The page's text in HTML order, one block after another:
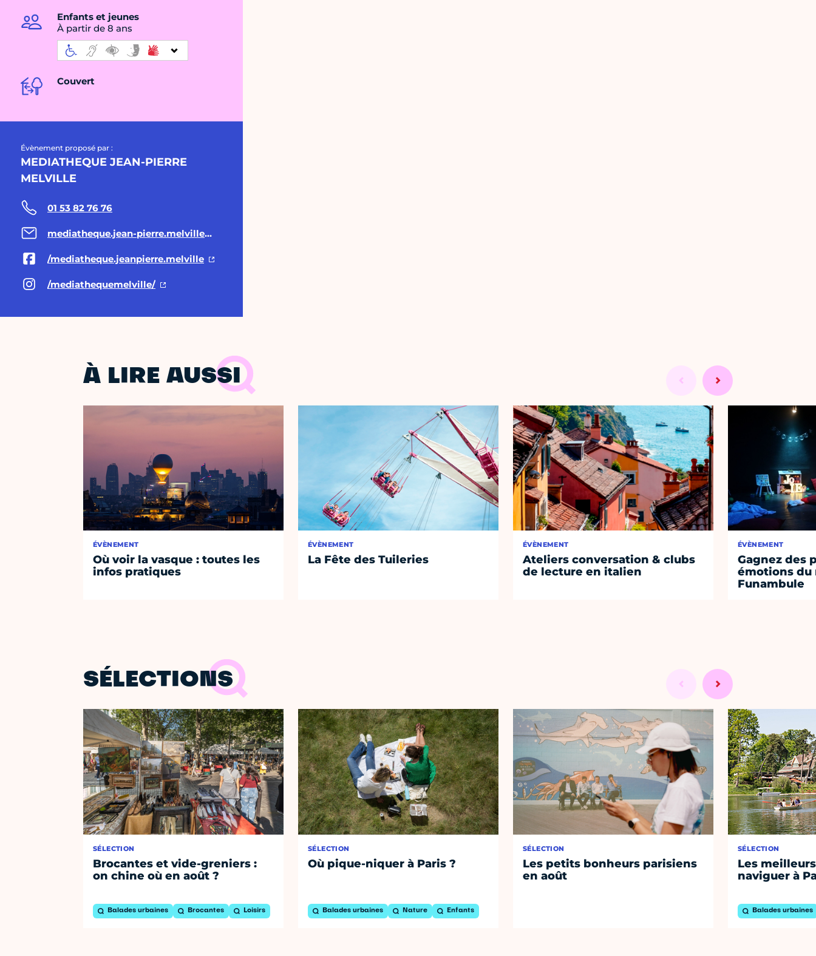
Enfants et jeunes
À partir de 8 ans
Couvert
Évènement proposé par :
MEDIATHEQUE JEAN-PIERRE
MELVILLE
01 53 82 76 76
mediatheque.jean-pierre.melville@paris.fr
/mediatheque.jeanpierre.melville
/mediathequemelville/
À LIRE AUSSI
ÉVÈNEMENT
Où voir la vasque : toutes les
infos pratiques
ÉVÈNEMENT
La Fête des Tuileries
ÉVÈNEMENT
Ateliers conversation & clubs
de lecture en italien
ÉVÈNEMENT
Gagnez des
émotions du
Funambule
SÉLECTIONS
SÉLECTION
Brocantes et vide-greniers :
on chine où en août ?
Balades urbaines Brocantes Loisirs
SÉLECTION
Où pique-niquer à Paris ?
Balades urbaines Nature Enfants
SÉLECTION
Les petits bonheurs parisiens
en août
SÉLECTION
Les
naviguer à
Balades urbaines